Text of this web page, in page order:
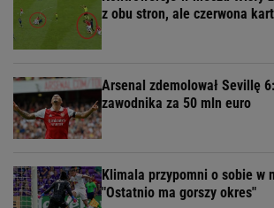
z obu stron, ale czerwona
Arsenal zdemolował Sevillę
zawodnika za 50 mln euro
Klimala przypomni o sobie w
"Ostatnio ma gorszy okres"